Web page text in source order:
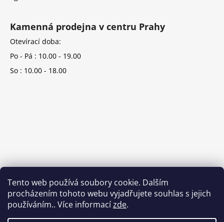
Tento web používá soubory cookie. Dalším
procházením tohoto webu vyjadřujete souhlas s jejich
používáním.. Více informacízde.
Kamenná prodejna v centru Prahy
Otevírací doba:
Po - Pá : 10.00 - 19.00
So : 10.00 - 18.00